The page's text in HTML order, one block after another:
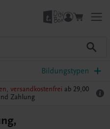
Bildungstypen
versandkostenfrei ab 29,00
Zahlung